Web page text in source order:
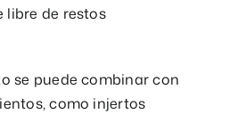
libre de restos
se puede combinar con
como injertos